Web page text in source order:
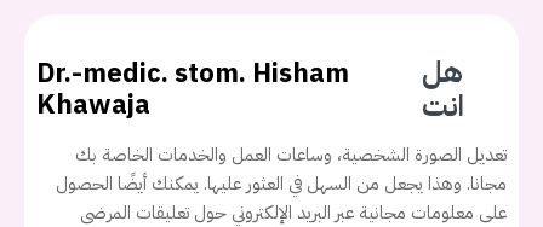
هل
انت
Dr.-medic. stom. Hisham
Khawaja
تعديل الصورة الشخصية، وساعات العمل والخدمات الخاصة بك
مجانا. وهذا يجعل من السهل في العثور عليها. يمكنك أيضًا الحصول
على معلومات مجانية عبر البريد الإلكتروني حول تعليقات المرضى